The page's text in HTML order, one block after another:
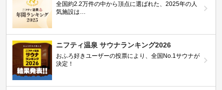
全国約2.2万件の中から頂点に選ばれた、2025年の人
気施設は…
ニフティ温泉 サウナランキング2026
おふろ好きユーザーの投票により、全国No.1サウナが
決定！